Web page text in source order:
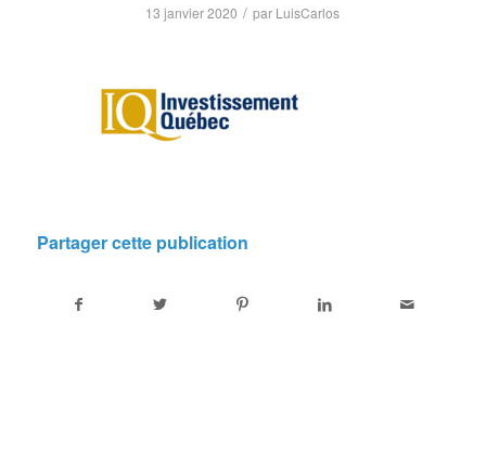
13 janvier 2020 / par LuisCarlos
Partager cette publication